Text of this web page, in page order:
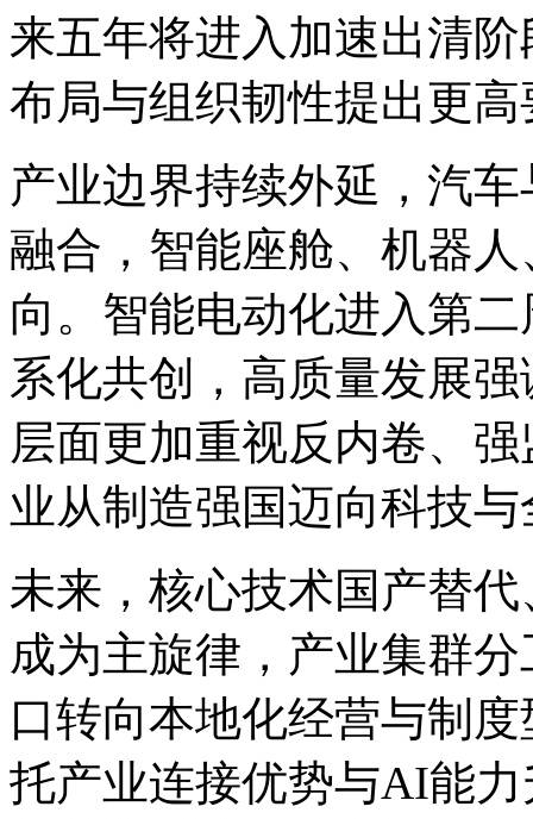
来五年将进入加速出清
布局与组织韧性提出更高
产业边界持续外延，汽
融合，智能座舱、机器
向。智能电动化进入第
系化共创，高质量发展
层面更加重视反内卷、
业从制造强国迈向科技
未来，核心技术国产替
成为主旋律，产业集群
口转向本地化经营与制
托产业连接优势与AI能